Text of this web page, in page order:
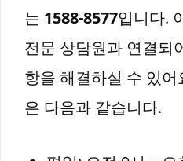
는 1588-8577입니다.
전문 상담원과 연결되
항을 해결하실 수 있어
은 다음과 같습니다.